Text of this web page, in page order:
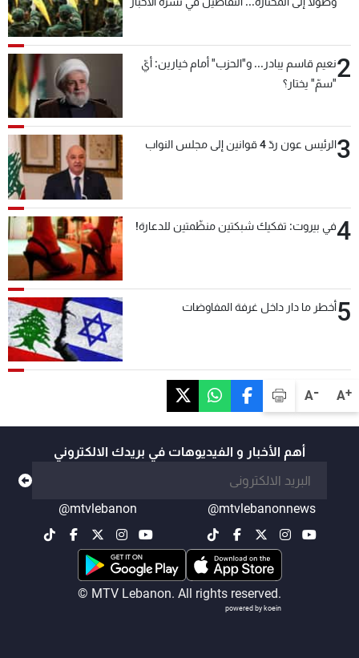
A+
A-
2نعيم قاسم يبادر... و"الحزب" أمام خيارين: أيّ
"سمّ" يختار؟
3الرئيس عون ردّ 4 قوانين إلى مجلس النواب
4في بيروت: تفكيك شبكتين منظّمتين للدعارة!
5أخطر ما دار داخل غرفة المفاوضات
أهم الأخبار و الفيديوهات في بريدك الالكتروني
@mtvlebanonnews
@mtvlebanon
© MTV Lebanon. All rights reserved.
powered by koein